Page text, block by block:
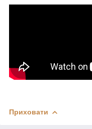
Приховати